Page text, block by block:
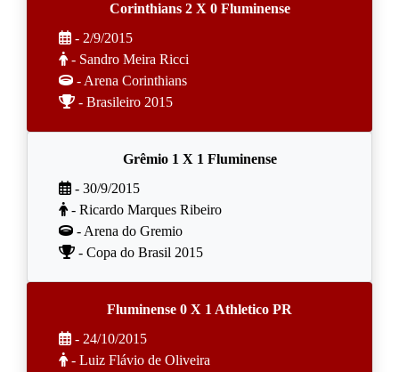
Corinthians 2 X 0 Fluminense
- 2/9/2015
- Sandro Meira Ricci
- Arena Corinthians
- Brasileiro 2015
Grêmio 1 X 1 Fluminense
- 30/9/2015
- Ricardo Marques Ribeiro
- Arena do Gremio
- Copa do Brasil 2015
Fluminense 0 X 1 Athletico PR
- 24/10/2015
- Luiz Flávio de Oliveira